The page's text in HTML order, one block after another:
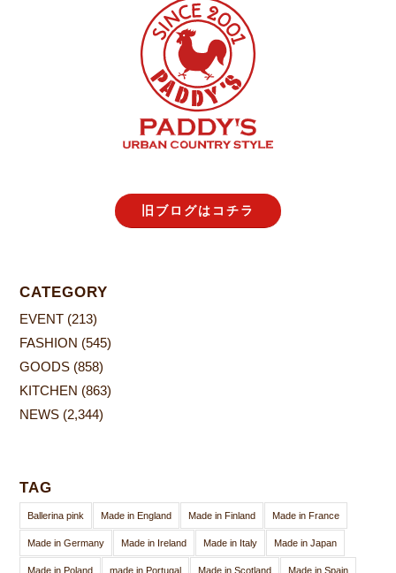
旧ブログはコチラ
CATEGORY
EVENT (213)
FASHION (545)
GOODS (858)
KITCHEN (863)
NEWS (2,344)
TAG
Ballerina pink Made in England Made in Finland Made in France
Made in Germany Made in Ireland Made in Italy Made in Japan
Made in Poland made in Portugal Made in Scotland Made in Spain